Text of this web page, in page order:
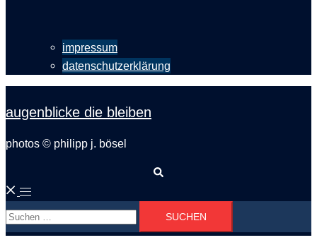
impressum
datenschutzerklärung
augenblicke die bleiben
photos © philipp j. bösel
Menü
umschalten
Suchen
nach: